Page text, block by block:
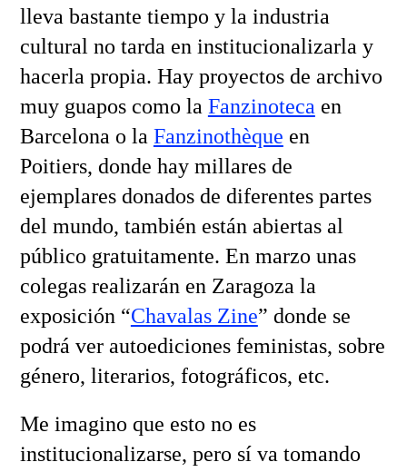
lleva bastante tiempo y la industria
cultural no tarda en institucionalizarla y
hacerla propia. Hay proyectos de archivo
muy guapos como la Fanzinoteca en
Barcelona o la Fanzinothèque en
Poitiers, donde hay millares de
ejemplares donados de diferentes partes
del mundo, también están abiertas al
público gratuitamente. En marzo unas
colegas realizarán en Zaragoza la
exposición “Chavalas Zine” donde se
podrá ver autoediciones feministas, sobre
género, literarios, fotográficos, etc.
Me imagino que esto no es
institucionalizarse, pero sí va tomando